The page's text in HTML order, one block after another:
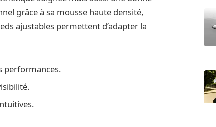
grâce à sa mousse haute densité,
ajustables permettent d’adapter la
performances.